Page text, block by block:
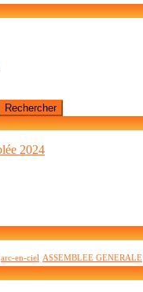
2024
arc-en-ciel ASSEMBLEE GENERALE